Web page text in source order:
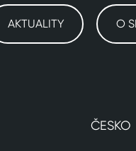
AKTUALITY O
ČESKO